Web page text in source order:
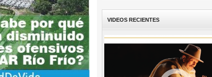
VIDEOS RECIENTES